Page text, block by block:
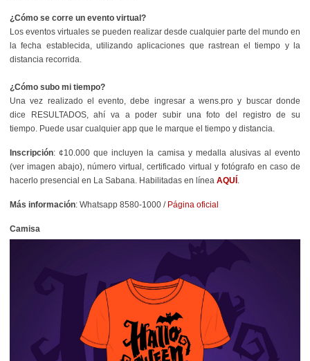
¿Cómo se corre un evento virtual?
Los eventos virtuales se pueden realizar desde cualquier parte del mundo en
la fecha establecida, utilizando aplicaciones que rastrean el tiempo y la
distancia recorrida.
¿Cómo subo mi tiempo?
Una vez realizado el evento, debe ingresar a wens.pro y buscar donde
dice RESULTADOS, ahí va a poder subir una foto del registro de su
tiempo. Puede usar cualquier app que le marque el tiempo y distancia
Inscripción: ¢10.000 que incluyen la camisa y medalla alusivas al evento
(ver imagen abajo), número virtual, certificado virtual y fotógrafo en caso de
hacerlo presencial en La Sabana. Habilitadas en línea AQUÍ
Más información: Whatsapp 8580-1000 / Página oficial
Camisa